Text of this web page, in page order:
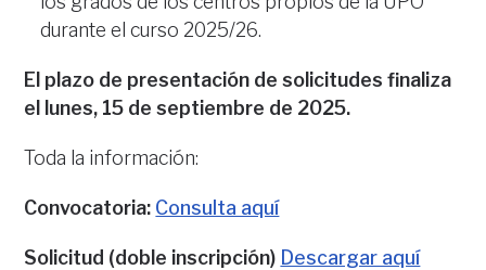
durante el curso 2025/26.
El plazo de presentación de solicitudes finaliza
el lunes, 15 de septiembre de 2025.
Toda la información:
Convocatoria: Consulta aquí
Solicitud (doble inscripción) Descargar aquí